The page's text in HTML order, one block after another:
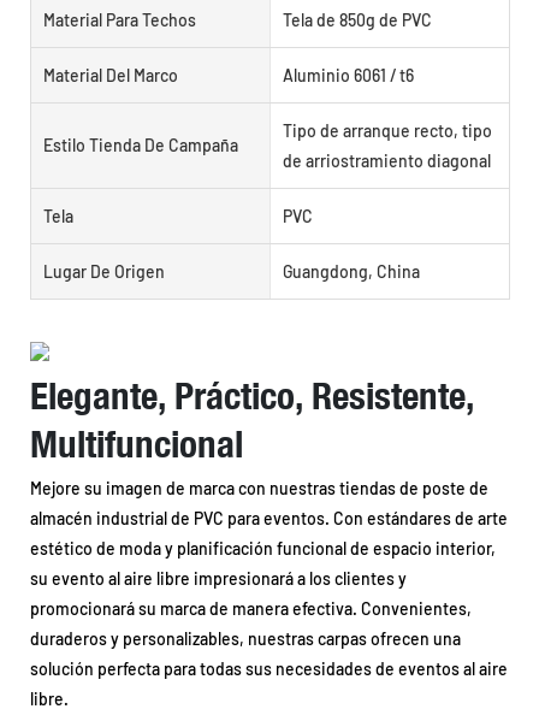
Material Para Techos Tela de 850g de PVC
Material Del Marco Aluminio 6061 / t6
Estilo Tienda De Campaña
Tipo de arranque recto, tipo
de arriostramiento diagonal
Tela PVC
Lugar De Origen Guangdong, China
Elegante, Práctico, Resistente,
Multifuncional
Mejore su imagen de marca con nuestras tiendas de poste de
almacén industrial de PVC para eventos. Con estándares de arte
estético de moda y planificación funcional de espacio interior,
su evento al aire libre impresionará a los clientes y
promocionará su marca de manera efectiva. Convenientes,
duraderos y personalizables, nuestras carpas ofrecen una
solución perfecta para todas sus necesidades de eventos al aire
libre.